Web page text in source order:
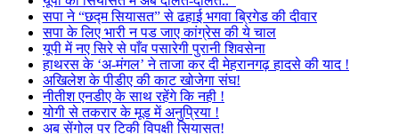
सपा ने “छद्म सियासत” से ढहाई भगवा ब्रिगेड की दीवार
सपा के लिए भारी न पड जाए कांग्रेस की ये चाल
यूपी में नए सिरे से पाँव पसारेगी पुरानी शिवसेना
हाथरस के ‘अ-मंगल’ ने ताजा कर दी मेहरानगढ़ हादसे की याद !
अखिलेश के पीडीए की काट खोजेगा संघ!
नीतीश एनडीए के साथ रहेंगे कि नही !
योगी से तकरार के मूड में अनुप्रिया !
अब सेंगोल पर टिकी विपक्षी सियासत!